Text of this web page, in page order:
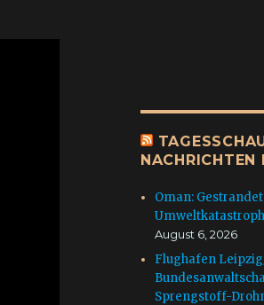
NACHRICHTEN
Oman:
August 6, 2026
Flughafen
Sprengstoff-